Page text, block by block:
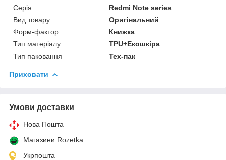
Серія
Redmi Note series
Вид товару
Оригінальний
Форм-фактор
Книжка
Тип матеріалу
TPU+Екошкіра
Тип паковання
Тех-пак
Приховати
Умови доставки
Нова Пошта
Магазини Rozetka
Укрпошта